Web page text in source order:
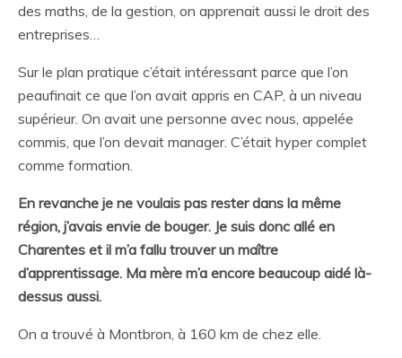
des maths, de la gestion, on apprenait aussi le droit des
entreprises…
Sur le plan pratique c’était intéressant parce que l’on
peaufinait ce que l’on avait appris en CAP, à un niveau
supérieur. On avait une personne avec nous, appelée
commis, que l’on devait manager. C’était hyper complet
comme formation.
En revanche je ne voulais pas rester dans la même
région, j’avais envie de bouger. Je suis donc allé en
Charentes et il m’a fallu trouver un maître
d’apprentissage. Ma mère m’a encore beaucoup aidé là-
dessus aussi.
On a trouvé à Montbron, à 160 km de chez elle.